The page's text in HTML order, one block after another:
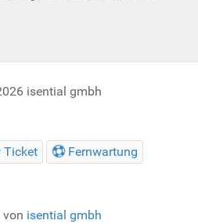
isential gmbh
Ticket Fernwartung
von isential gmbh